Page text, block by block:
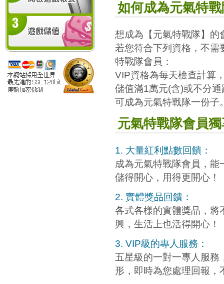
如何成為元氣特
想成為【元氣特戰隊】的
若您符合下列資格，不
特戰隊會員：
VIP資格為每天檢查計算
儲值滿1萬元(含)或不分
可成為元氣特戰隊一份子
元氣特戰隊會員
1. 大量紅利點數回饋：
成為元氣特戰隊會員，
儲得開心，用得更開心！
2. 實體獎品回饋：
各式各樣的實體獎品，將
興，生活上也活得開心！
3. VIP級的專人服務：
五星級的一對一專人服
形，即時為您處理回報